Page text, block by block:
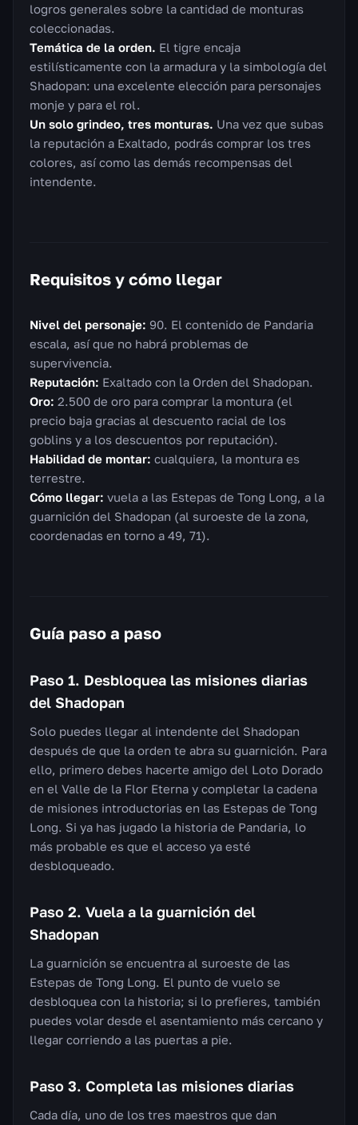
logros generales sobre la cantidad de monturas
coleccionadas.
Temática de la orden. El tigre encaja
estilísticamente con la armadura y la simbología del
Shadopan: una excelente elección para personajes
monje y para el rol.
Un solo grindeo, tres monturas. Una vez que subas
la reputación a Exaltado, podrás comprar los tres
colores, así como las demás recompensas del
intendente.
Requisitos y cómo llegar
Nivel del personaje: 90. El contenido de Pandaria
escala, así que no habrá problemas de
supervivencia.
Reputación: Exaltado con la Orden del Shadopan.
Oro: 2.500 de oro para comprar la montura (el
precio baja gracias al descuento racial de los
goblins y a los descuentos por reputación).
Habilidad de montar: cualquiera, la montura es
terrestre.
Cómo llegar: vuela a las Estepas de Tong Long, a la
guarnición del Shadopan (al suroeste de la zona,
coordenadas en torno a 49, 71).
Guía paso a paso
Paso 1. Desbloquea las misiones diarias
del Shadopan
Solo puedes llegar al intendente del Shadopan
después de que la orden te abra su guarnición. Para
ello, primero debes hacerte amigo del Loto Dorado
en el Valle de la Flor Eterna y completar la cadena
de misiones introductorias en las Estepas de Tong
Long. Si ya has jugado la historia de Pandaria, lo
más probable es que el acceso ya esté
desbloqueado.
Paso 2. Vuela a la guarnición del
Shadopan
La guarnición se encuentra al suroeste de las
Estepas de Tong Long. El punto de vuelo se
desbloquea con la historia; si lo prefieres, también
puedes volar desde el asentamiento más cercano y
llegar corriendo a las puertas a pie.
Paso 3. Completa las misiones diarias
Cada día, uno de los tres maestros que dan